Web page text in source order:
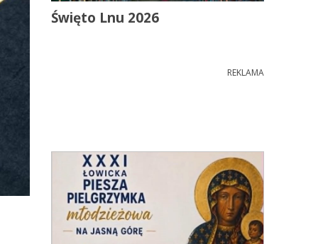
Święto Lnu 2026
REKLAMA